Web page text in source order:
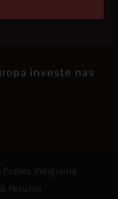
Frades, Vidigueira
Returns